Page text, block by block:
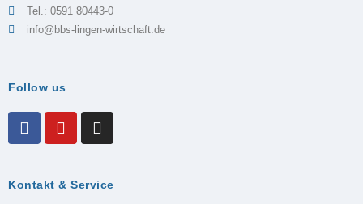
Tel.: 0591 80443-0
info@bbs-lingen-wirtschaft.de
Follow us
Kontakt & Service